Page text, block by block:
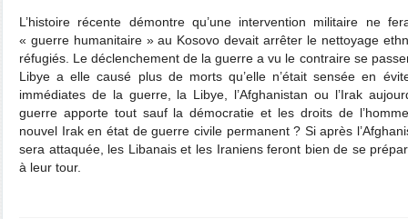
L’histoire récente démontre qu’une intervention militaire ne
« guerre humanitaire » au Kosovo devait arrêter le nettoyage
réfugiés. Le déclenchement de la guerre a vu le contraire se
Libye a elle causé plus de morts qu’elle n’était sensée en
immédiates de la guerre, la Libye, l’Afghanistan ou l’Irak
guerre apporte tout sauf la démocratie et les droits de
nouvel Irak en état de guerre civile permanent ? Si après
sera attaquée, les Libanais et les Iraniens feront bien de se
à leur tour.